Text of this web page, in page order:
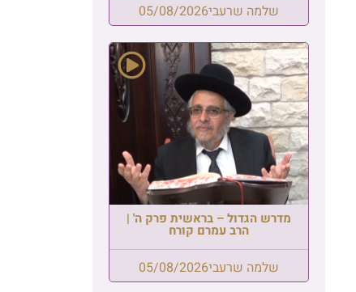
שלמה שרעבי05/08/2026
מדרש הגדול – בראשית פרק ה' |
הרב עמרם קורח
שלמה שרעבי05/08/2026